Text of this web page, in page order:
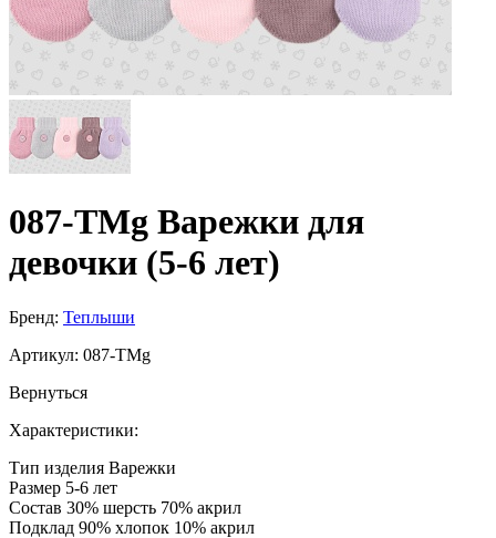
087-TMg Варежки для
девочки (5-6 лет)
Бренд: Теплыши
Артикул: 087-TMg
Вернуться
Характеристики:
Тип изделия Варежки
Размер 5-6 лет
Состав 30% шерсть 70% акрил
Подклад 90% хлопок 10% акрил